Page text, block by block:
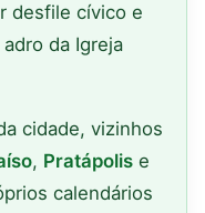
desfile cívico e
da Igreja
cidade, vizinhos
, Pratápolis e
calendários